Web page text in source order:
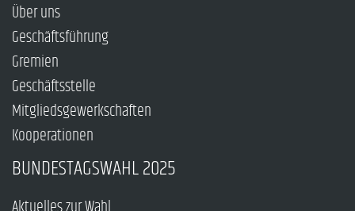
Über uns
Geschäftsführung
Gremien
Geschäftsstelle
Mitgliedsgewerkschaften
Kooperationen
BUNDESTAGSWAHL 2025